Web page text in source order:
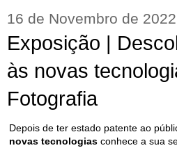
16 de Novembro de 2022
Exposição |
às novas
Fotografia
Depois de ter estado patente ao
novas tecnologias conhece a sua